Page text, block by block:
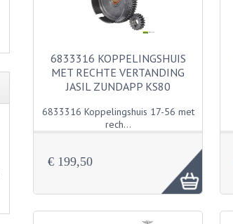
6833316 KOPPELINGSHUIS
MET RECHTE VERTANDING
JASIL ZUNDAPP KS80
6833316 Koppelingshuis 17-56 met
rech...
€ 199,50